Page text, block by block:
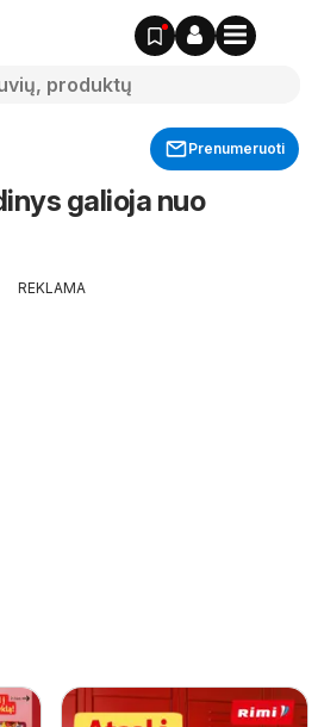
Prenumeruoti
galioja nuo
REKLAMA